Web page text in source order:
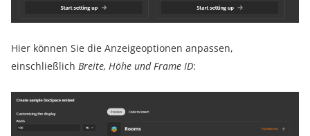
Hier können Sie die Anzeigeoptionen anpassen,
einschließlich Breite, Höhe und Frame ID: